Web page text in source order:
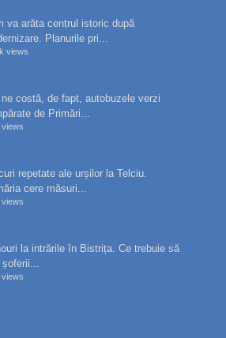
va arăta centrul istoric după
Planurile pri...
views
costă, de fapt, autobuzele verzi
de Primări...
repetate ale urșilor la Telciu.
cere măsuri...
views
la intrările în Bistrița. Ce trebuie să
șoferii...